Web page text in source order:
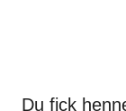
Du fick